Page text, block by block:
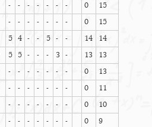
- - - - - - - 0
15
- - - - - - - 0
15
5 4 - - 5 - - 14
14
5 5 - - - 3 - 13
13
- - - - - - - 0
13
- - - - - - - 0
11
- - - - - - - 0
10
- - - - - - - 0
9